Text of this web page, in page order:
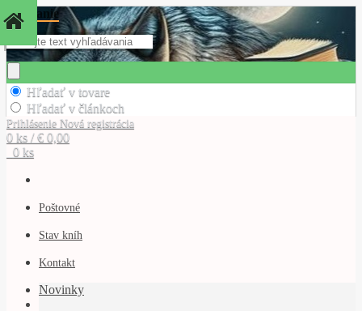
Hľadanie
Hľadať v tovare
Hľadať v článkoch
Prihlásenie Nová registrácia
0 ks / € 0,00
0 ks
Poštovné
Stav kníh
Kontakt
Novinky